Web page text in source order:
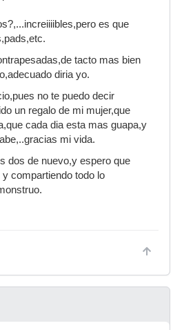
es que
tacto mas bien
diria yo.
no te puedo decir
un regalo de mi mujer,que
cada dia esta mas guapa,y
mi vida.
dos de nuevo,y espero que
compartiendo todo lo